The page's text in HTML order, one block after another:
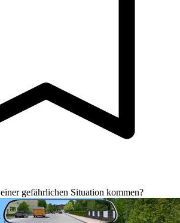
gefährlichen Situation kommen?